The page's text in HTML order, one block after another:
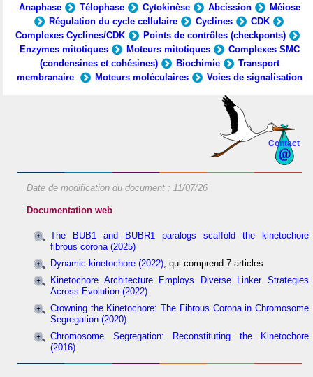
Anaphase
Télophase Cytokinèse Abcission
Méiose
Régulation du cycle cellulaire
Cyclines
CDK
Complexes Cyclines/CDK
Points de contrôles (checkponts)
Enzymes mitotiques
Moteurs mitotiques
Complexes SMC
(condensines et cohésines)
Biochimie
Transport
membranaire
Moteurs moléculaires Voies de signalisation
Contact
Date de modification du document : 11/07/26
Documentation web
The BUB1 and BUBR1 paralogs scaffold the kinetochore
fibrous corona (2025)
Dynamic kinetochore (2022), qui comprend 7 articles
Kinetochore Architecture Employs Diverse Linker Strategies
Across Evolution (2022)
Crowning the Kinetochore: The Fibrous Corona in Chromosome
Segregation (2020)
Chromosome Segregation: Reconstituting the Kinetochore
(2016)